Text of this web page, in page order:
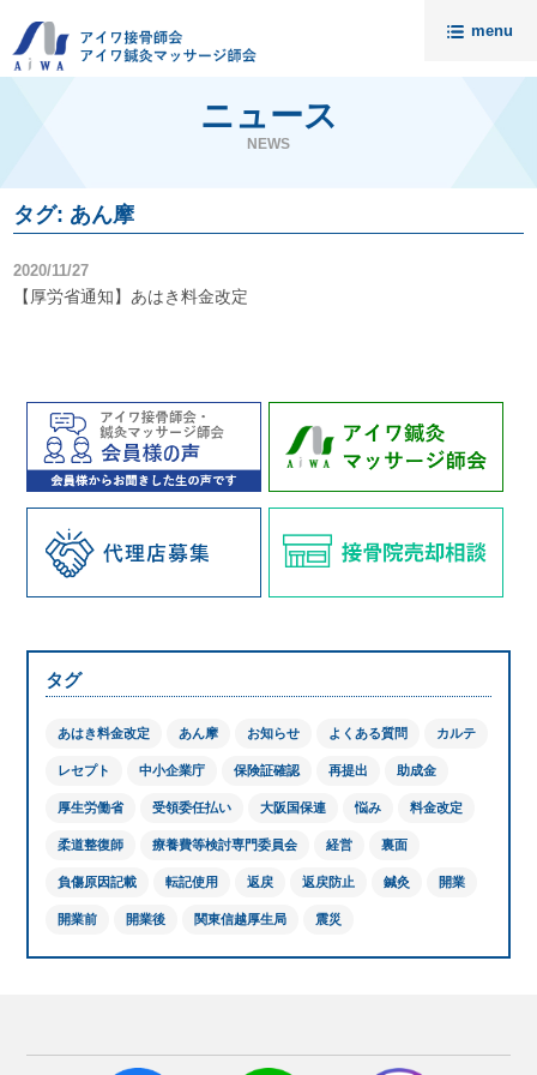
menu
アイワについて
請求代行・開業支援
セミナー
無料相談
会員様の声 接骨院売却相談
アイワ鍼灸マッサージ師会 資料請求・お問い合わせ
代理店募集
資料請求は
開業前の方に！個別無料コンサル実施中
平日 9:00~19:00土 9:00~18:00まで受付(日・祝除く)
ニュース
NEWS
タグ: あん摩
2020/11/27
【厚労省通知】あはき料金改定
タグ
あはき料金改定 あん摩 お知らせ よくある質問 カルテ
レセプト 中小企業庁 保険証確認 再提出 助成金
厚生労働省 受領委任払い 大阪国保連 悩み 料金改定
柔道整復師 療養費等検討専門委員会 経営 裏面
負傷原因記載 転記使用 返戻 返戻防止 鍼灸 開業
開業前 開業後 関東信越厚生局 震災